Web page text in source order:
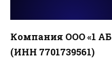
Компания ООО «1
(ИНН 7701739561)